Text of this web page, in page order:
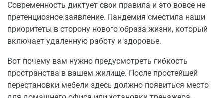
Современность диктует свои правила и это вовсе не
претенциозное заявление. Пандемия сместила наши
приоритеты в сторону нового образа жизни, который
включает удаленную работу и здоровье.
Вот почему вам нужно предусмотреть гибкость
пространства в вашем жилище. После простейшей
перестановки мебели здесь должно появиться место